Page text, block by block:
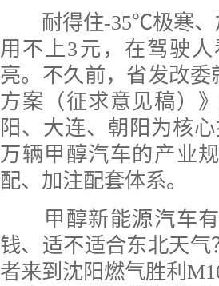
耐得住-35℃极寒、
用不上3元，在驾驶
亮。不久前，省发改
方案（征求意见稿）
阳、大连、朝阳为核
万辆甲醇汽车的产业
配、加注配套体系。
甲醇新能源汽车有
钱、适不适合东北天
者来到沈阳燃气胜利